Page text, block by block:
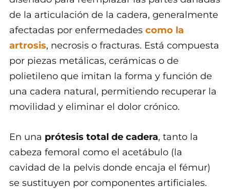
de la articulación de la cadera, generalmente
afectadas por enfermedades como la
artrosis, necrosis o fracturas. Está compuesta
por piezas metálicas, cerámicas o de
polietileno que imitan la forma y función de
una cadera natural, permitiendo recuperar la
movilidad y eliminar el dolor crónico.
En una prótesis total de cadera, tanto la
cabeza femoral como el acetábulo (la
cavidad de la pelvis donde encaja el fémur)
se sustituyen por componentes artificiales.